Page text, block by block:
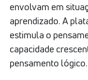
envolvam em
aprendizado. A
estimula o
capacidade
pensamento lógico.